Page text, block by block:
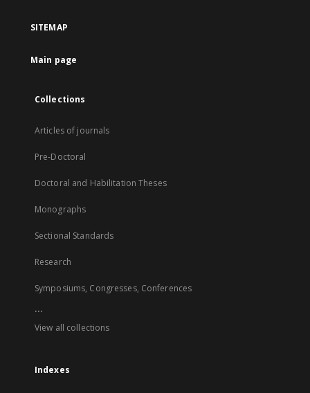
SITEMAP
Main page
Collections
Articles of journals
Pre-Doctoral
Doctoral and Habilitation Theses
Monographs
Sectional Standards
Research
Symposiums, Congresses, Conferences
...
View all collections
Indexes